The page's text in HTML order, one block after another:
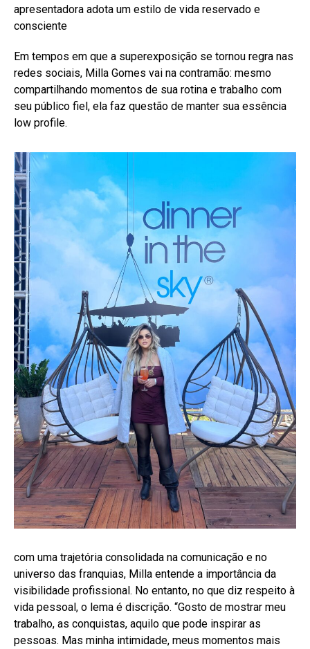
apresentadora adota um estilo de vida reservado e
consciente
Em tempos em que a superexposição se tornou regra nas
redes sociais, Milla Gomes vai na contramão: mesmo
compartilhando momentos de sua rotina e trabalho com
seu público fiel, ela faz questão de manter sua essência
low profile.
com uma trajetória consolidada na comunicação e no
universo das franquias, Milla entende a importância da
visibilidade profissional. No entanto, no que diz respeito à
vida pessoal, o lema é discrição. “Gosto de mostrar meu
trabalho, as conquistas, aquilo que pode inspirar as
pessoas. Mas minha intimidade, meus momentos mais